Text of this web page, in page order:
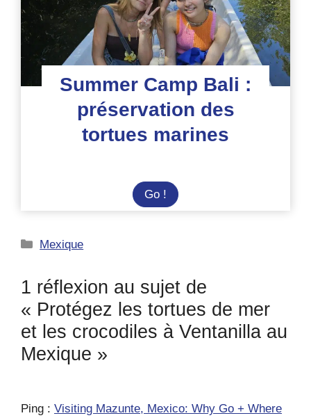
tortues
marines
Summer Camp Bali :
préservation des
tortues marines
Go ! Summer
Camp
des
tortues
marines
Catégories
Mexique
1 réflexion au sujet de
« Protégez les tortues de mer
et les crocodiles à Ventanilla au
Mexique »
Ping : Visiting Mazunte, Mexico: Why Go + Where